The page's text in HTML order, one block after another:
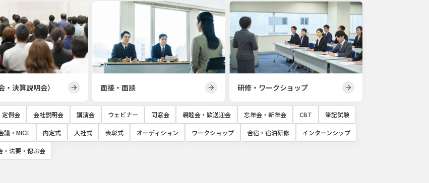
・決算説明会） 面接・面談 研修・ワークショップ
定例会 会社説明会 講演会 ウェビナー 同窓会 親睦会・歓送迎会 忘年会・新年会 CBT 筆記試験
議・MICE 内定式 入社式 表彰式 オーディション ワークショップ 合宿・宿泊研修 インターンシップ
・法要・偲ぶ会